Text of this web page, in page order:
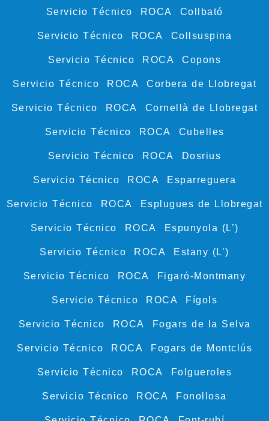
Servicio Técnico ROCA Collbató
Servicio Técnico ROCA Collsuspina
Servicio Técnico ROCA Copons
Servicio Técnico ROCA Corbera de Llobregat
Servicio Técnico ROCA Cornellà de Llobregat
Servicio Técnico ROCA Cubelles
Servicio Técnico ROCA Dosrius
Servicio Técnico ROCA Esparreguera
Servicio Técnico ROCA Esplugues de Llobregat
Servicio Técnico ROCA Espunyola (L’)
Servicio Técnico ROCA Estany (L’)
Servicio Técnico ROCA Figaró-Montmany
Servicio Técnico ROCA Fígols
Servicio Técnico ROCA Fogars de la Selva
Servicio Técnico ROCA Fogars de Montclús
Servicio Técnico ROCA Folgueroles
Servicio Técnico ROCA Fonollosa